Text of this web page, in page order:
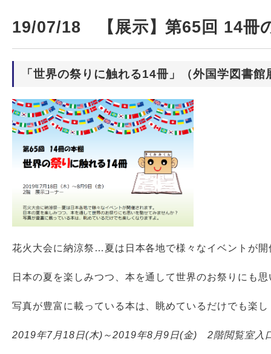
19/07/18 【展示】第65回 14冊
「世界の祭りに触れる14冊」（外国学図書館
花火大会に納涼祭…夏は日本各地で様々なイベントが開
日本の夏を楽しみつつ、本を通して世界のお祭りにも
写真が豊富に載っている本は、眺めているだけでも楽
2019年7月18日(木)～2019年8月9日(金) 2階閲覧室入